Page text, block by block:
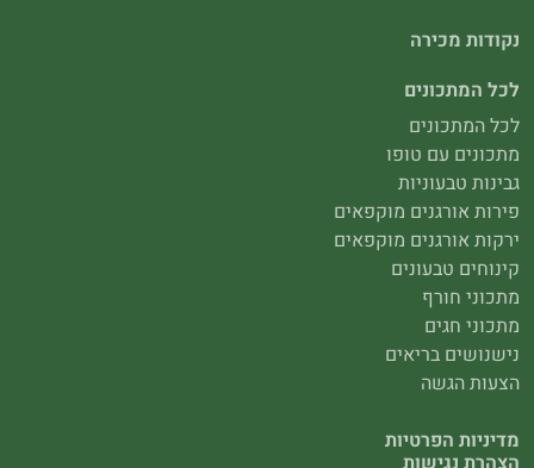
נקודות מכירה
לכל המתכונים
לכל המתכונים
מתכונים עם טופו
גבינות טבעוניות
פירות אורגנים מוקפאים
ירקות אורגנים מוקפאים
קינוחים טבעונים
מתכוני חורף
מתכוני חגים
נישנושים בריאים
הצעות הגשה
מדיניות הפרטיות